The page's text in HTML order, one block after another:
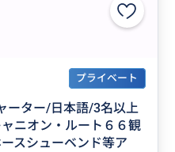
プライベート
ーター/日本語/3名以上
ニオン・ルート６６観
スシューベンド等ア